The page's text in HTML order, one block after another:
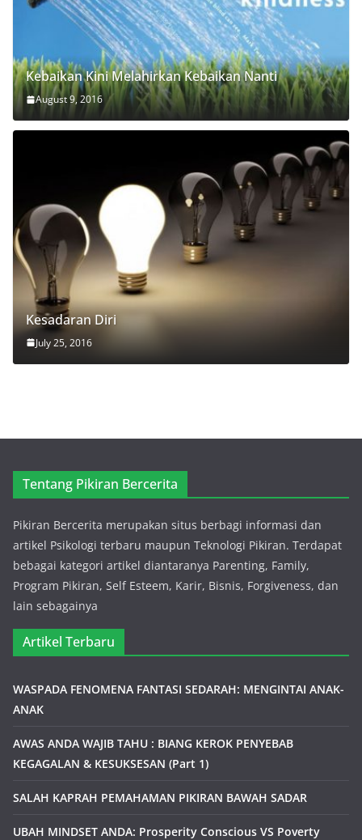
Kebaikan Kini Melahirkan Kebaikan Nanti
August 9, 2016
Kesadaran Diri
July 25, 2016
Tentang Pikiran Bercerita
Pikiran Bercerita merupakan situs berbagi informasi dan
artikel Psikologi terbaru maupun Teknologi Pikiran. Terdapat
bebagai kategori artikel diantaranya Parenting, Family,
Program Pikiran, Self Esteem, Karir, Bisnis, Forgiveness, dan
lain sebagainya
Artikel Terbaru
WASPADA FENOMENA FANTASI SEDARAH: MENGINTAI ANAK-
ANAK
AWAS ANDA WAJIB TAHU : BIANG KEROK PENYEBAB
KEGAGALAN & KESUKSESAN (Part 1)
SALAH KAPRAH PEMAHAMAN PIKIRAN BAWAH SADAR
UBAH MINDSET ANDA: Prosperity Conscious VS Poverty